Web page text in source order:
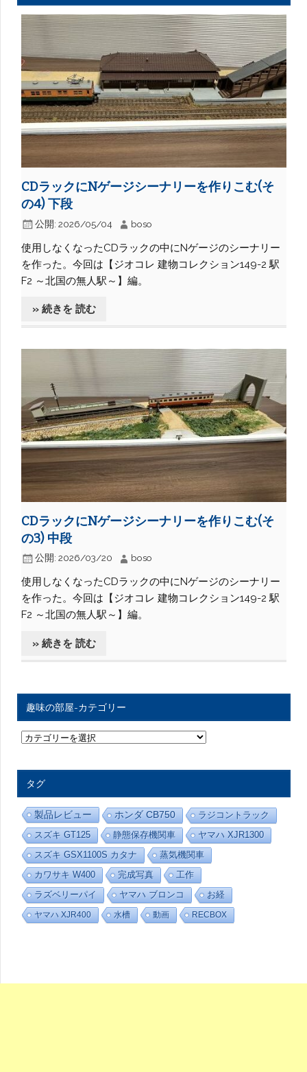
CDラックにNゲージシーナリーを作りこむ(そ
の4) 下段
公開: 2026/05/04 boso
使用しなくなったCDラックの中にNゲージのシーナリー
を作った。今回は【ジオコレ 建物コレクション149-2 駅
F2 ～北国の無人駅～】編。
» 続きを 読む
CDラックにNゲージシーナリーを作りこむ(そ
の3) 中段
公開: 2026/03/20 boso
使用しなくなったCDラックの中にNゲージのシーナリー
を作った。今回は【ジオコレ 建物コレクション149-2 駅
F2 ～北国の無人駅～】編。
» 続きを 読む
趣味の部屋-カテゴリー
趣
味
カ
テ
ゴ
リ
ー
タグ
製品レビュー ホンダ CB750
ラジコントラック
スズキ GT125
静態保存機関車
ヤマハ XJR1300
スズキ GSX1100S カタナ
蒸気機関車
カワサキ W400
完成写真
工作
ラズベリーパイ
ヤマハ ブロンコ お経
ヤマハ XJR400 水槽 動画 RECBOX